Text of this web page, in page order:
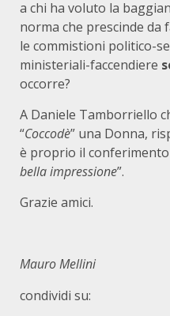
a chi ha voluto la
norma che prescinde da
le commistioni politico-
ministeriali-faccendiere
occorre?
A Daniele Tamborriello
“Coccodè” una Donna,
è proprio il
bella impressione”.
Grazie amici.
Mauro Mellini
condividi su: